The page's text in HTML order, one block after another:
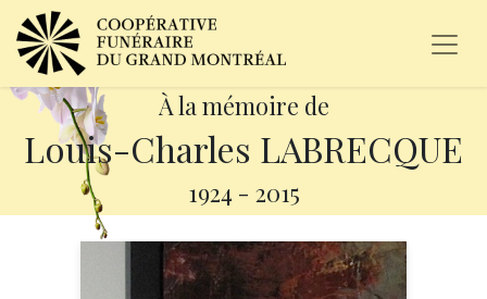
À la mémoire de
Louis-Charles LABRECQUE
1924 - 2015